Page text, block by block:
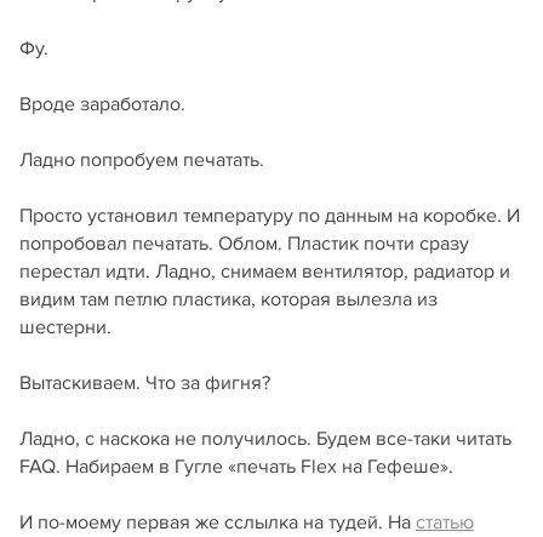
Фу.
Вроде заработало.
Ладно попробуем печатать.
Просто установил температуру по данным на коробке. И
попробовал печатать. Облом. Пластик почти сразу
перестал идти. Ладно, снимаем вентилятор, радиатор и
видим там петлю пластика, которая вылезла из
шестерни.
Вытаскиваем. Что за фигня?
Ладно, с наскока не получилось. Будем все-таки читать
FAQ. Набираем в Гугле «печать Flex на Гефеше».
И по-моему первая же сслылка на тудей. На статью